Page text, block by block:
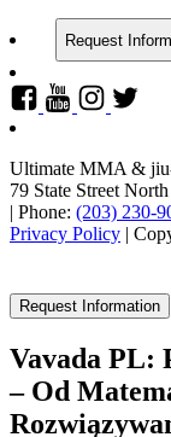
Request
Ultimate MMA &
79 State Street
| Phone: (203) 230-
Privacy Policy |
Request Information
Vavada PL:
– Od